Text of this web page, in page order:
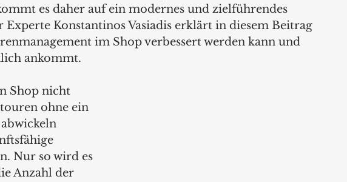
es daher auf ein modernes und zielführendes
Experte Konstantinos Vasiadis erklärt in diesem Beitrag
im Shop verbessert werden kann und
ankommt.
Shop nicht
ohne ein
Nur so wird es
Anzahl der